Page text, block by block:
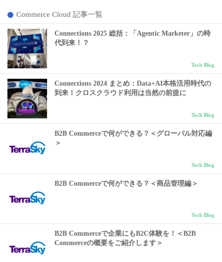
Commerce Cloud 記事一覧
Connections 2025 総括：「Agentic Marketer」の時
代到来！？
Tech Blog
Connections 2024 まとめ：Data+AI本格活用時代の
到来！クロスクラウド利用は当然の前提に
Tech Blog
B2B Commerceで何ができる？＜グローバル対応編
＞
Tech Blog
B2B Commerceで何ができる？＜商品管理編＞
Tech Blog
B2B Commerceで企業にもB2C体験を！＜B2B
Commerceの概要をご紹介します＞